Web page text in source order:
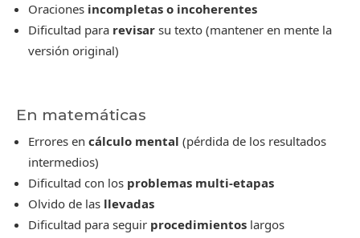
Oraciones incompletas o incoherentes
Dificultad para revisar su texto (mantener en mente la
versión original)
En matemáticas
Errores en cálculo mental (pérdida de los resultados
intermedios)
Dificultad con los problemas multi-etapas
Olvido de las llevadas
Dificultad para seguir procedimientos largos